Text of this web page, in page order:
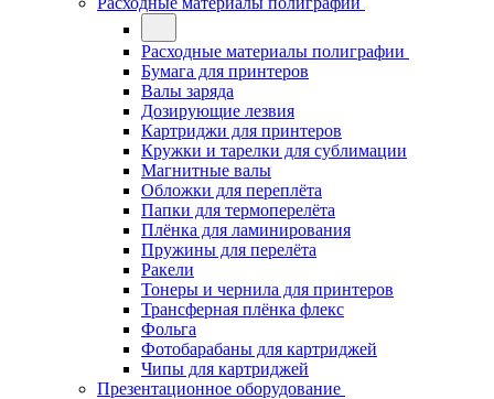
Расходные материалы полиграфии
Бумага для принтеров
Валы заряда
Дозирующие лезвия
Картриджи для принтеров
Кружки и тарелки для сублимации
Магнитные валы
Обложки для переплёта
Папки для термоперелёта
Плёнка для ламинирования
Пружины для перелёта
Ракели
Тонеры и чернила для принтеров
Трансферная плёнка флекс
Фольга
Фотобарабаны для картриджей
Чипы для картриджей
Презентационное оборудование